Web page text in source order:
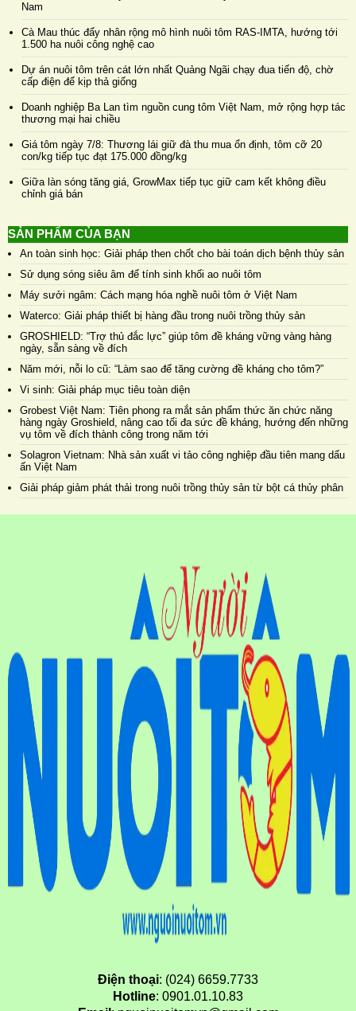
Nam
Cà Mau thúc đẩy nhân rộng mô hình nuôi tôm RAS-IMTA, hướng tới
1.500 ha nuôi công nghệ cao
Dự án nuôi tôm trên cát lớn nhất Quảng Ngãi chạy đua tiến độ, chờ
cấp điện để kịp thả giống
Doanh nghiệp Ba Lan tìm nguồn cung tôm Việt Nam, mở rộng hợp tác
thương mại hai chiều
Giá tôm ngày 7/8: Thương lái giữ đà thu mua ổn định, tôm cỡ 20
con/kg tiếp tục đạt 175.000 đồng/kg
Giữa làn sóng tăng giá, GrowMax tiếp tục giữ cam kết không điều
chỉnh giá bán
SẢN PHẨM CỦA BẠN
An toàn sinh học: Giải pháp then chốt cho bài toán dịch bệnh thủy sản
Sử dụng sóng siêu âm để tính sinh khối ao nuôi tôm
Máy sưởi ngâm: Cách mạng hóa nghề nuôi tôm ở Việt Nam
Waterco: Giải pháp thiết bị hàng đầu trong nuôi trồng thủy sản
GROSHIELD: “Trợ thủ đắc lực” giúp tôm đề kháng vững vàng hàng
ngày, sẵn sàng về đích
Năm mới, nỗi lo cũ: “Làm sao để tăng cường đề kháng cho tôm?”
Vi sinh: Giải pháp mục tiêu toàn diện
Grobest Việt Nam: Tiên phong ra mắt sản phẩm thức ăn chức năng
hàng ngày Groshield, nâng cao tối đa sức đề kháng, hướng đến những
vụ tôm về đích thành công trong năm tới
Solagron Vietnam: Nhà sản xuất vi tảo công nghiệp đầu tiên mang dấu
ấn Việt Nam
Giải pháp giảm phát thải trong nuôi trồng thủy sản từ bột cá thủy phân
Điện thoại: (024) 6659.7733
Hotline: 0901.01.10.83